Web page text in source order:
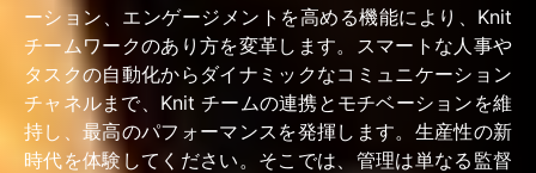
ーション、エンゲージメントを高める機能により、Knit
チームワークのあり方を変革します。スマートな人事や
タスクの自動化からダイナミックなコミュニケーション
チャネルまで、Knit チームの連携とモチベーションを維
持し、最高のパフォーマンスを発揮します。生産性の新
時代を体験してください。そこでは、管理は単なる監督